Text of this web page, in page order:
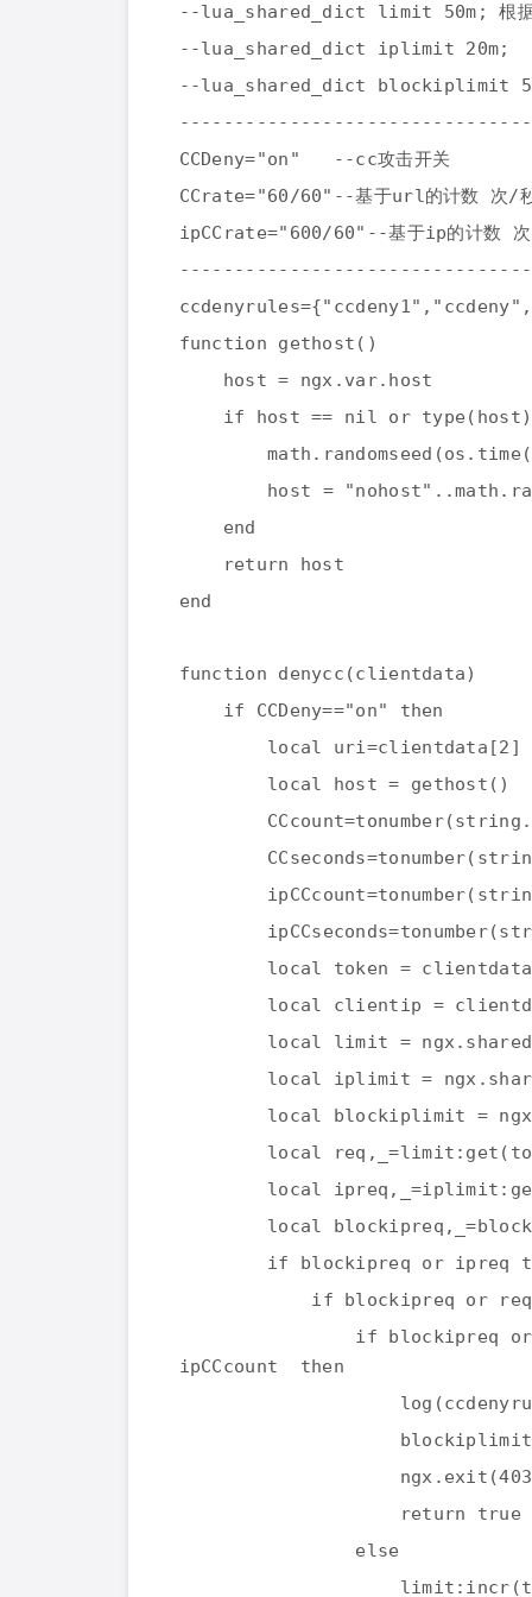
--lua_shared_dict limit 50m; 根据主
--lua_shared_dict iplimit 20m;
--lua_shared_dict blockiplimit
CCDeny="on" --cc攻击开关
CCrate="60/60"--基于url的计数 次/
ipCCrate="600/60"--基于ip的计数
function gethost()
host = ngx.var.host
if host == nil or
host =
end
return host
end
function denycc(clientdata)
if CCDeny=="on" then
local uri=clientdata[2]
local host = gethost()
local token =
local clientip =
local limit =
local iplimit =
local blockiplimit =
local
local
local
if blockipreq or ipreq
if blockipreq or
if blockipreq or
ipCCcount then
return true
else